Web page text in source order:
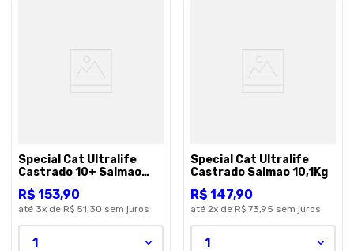
Special Cat Ultralife
Castrado 10+ Salmao
R$ 153,90
até 3x de R$ 51,30 sem juros
1
Special Cat Ultralife
Castrado Salmao 10,1Kg
R$ 147,90
até 2x de R$ 73,95 sem juros
1